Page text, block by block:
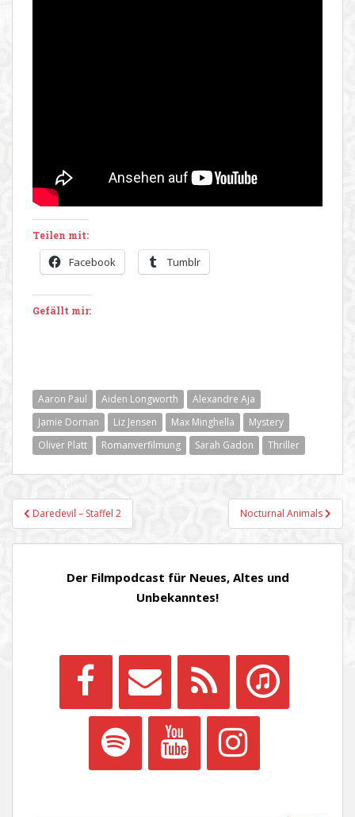
Teilen mit:
Facebook Tumblr
Gefällt mir:
Aaron Paul Aiden Longworth
Alexandre Aja
Jamie Dornan
Liz Jensen Max Minghella
Mystery
Oliver Platt
Romanverfilmung Sarah Gadon Thriller
Beitragsnavigation
Daredevil – Staffel 2 Nocturnal Animals
Der Filmpodcast für Neues, Altes und
Unbekanntes!